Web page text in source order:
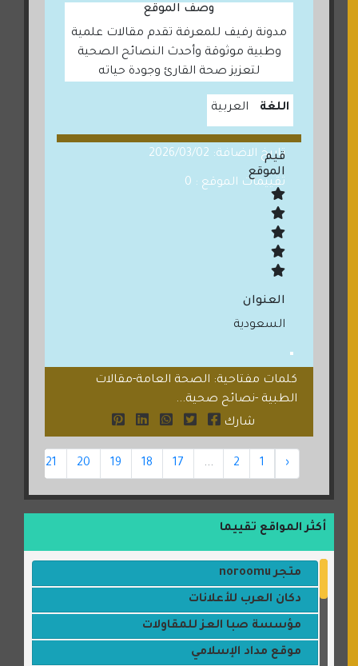
وصف الموقع
مدونة رفيف للمعرفة تقدم مقالات علمية
وطبية موثوقة وأحدث النصائح الصحية
لتعزيز صحة القارئ وجودة حياته
اللغة العربية
تاريخ الاضافة: 2026/03/02
تقييمات الموقع : 0
قيم
الموقع
العنوان
السعودية
كلمات مفتاحية: الصحة العامة-مقالات
الطبية -نصائح صحية...
شارك
‹
1
2
...
17
18
19
20
21
أكثر المواقع تقييما
متجر noroomu
دكان العرب للأعلانات
مؤسسة صبا العز للمقاولات
موقع مداد الإسلامي